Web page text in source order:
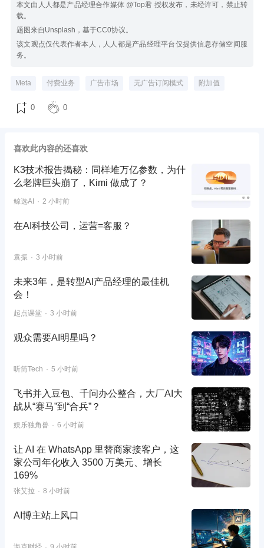
本文由人人都是产品经理合作媒体 @Top君 授权发布，未经许可，禁止转
载。
题图来自Unsplash，基于CC0协议。
该文观点仅代表作者本人，人人都是产品经理平台仅提供信息存储空间服
务。
Meta 付费业务 广告市场 无广告订阅模式 附加值
0 0
喜欢此内容的还喜欢
K3技术报告揭秘：同样堆万亿参数，为什
么老牌巨头崩了，Kimi 做成了？
鲸选AI 2 小时前
在AI科技公司，运营=客服？
袁振 3 小时前
未来3年，是转型AI产品经理的最佳机
会！
起点课堂 3 小时前
观众需要AI明星吗？
听筒Tech 5 小时前
飞书并入豆包、千问办公整合，大厂AI大
战从“赛马”到“合兵”？
娱乐独角兽 6 小时前
让 AI 在 WhatsApp 里替商家接客户，这
家公司年化收入 3500 万美元、增长
169%
张艾拉 8 小时前
AI博主站上风口